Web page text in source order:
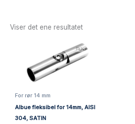
Viser det ene resultatet
For rør 14 mm
Albue fleksibel for 14mm, AISI
304, SATIN